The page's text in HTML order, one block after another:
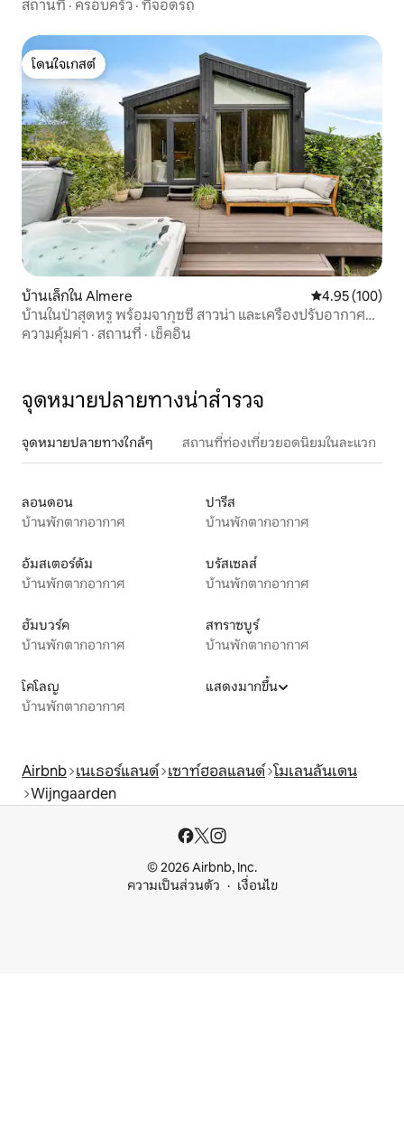
สถานที่ · ครอบครัว · ที่จอดรถ
โดนใจเกสต์
โดนใจเกสต์
บ้านเล็กใน Almere คะแนนเฉลี่ย
4.95 (100)
บ้านในป่าสุดหรู พร้อมจากุซซี่ สาวน่า และเครื่องปรับอากาศ
ส่วนตัว
ความคุ้มค่า · สถานที่ · เช็คอิน
จุดหมายปลายทางน่าสำรวจ
จุดหมายปลายทางใกล้ๆ สถานที่ท่องเที่ยวยอดนิยมในละแวก
ลอนดอน
บ้านพักตากอากาศ
ปารีส
บ้านพักตากอากาศ
อัมสเตอร์ดัม
บ้านพักตากอากาศ
บรัสเซลส์
บ้านพักตากอากาศ
ฮัมบวร์ค
บ้านพักตากอากาศ
สทราซบูร์
บ้านพักตากอากาศ
โคโลญ
บ้านพักตากอากาศ
แสดงมากขึ้น
Airbnb เนเธอร์แลนด์ เซาท์ฮอลแลนด์ โมเลนลันเดน
Wijngaarden
© 2026 Airbnb, Inc.
ความเป็นส่วนตัว
เงื่อนไข